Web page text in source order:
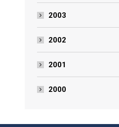
2003
2002
2001
2000